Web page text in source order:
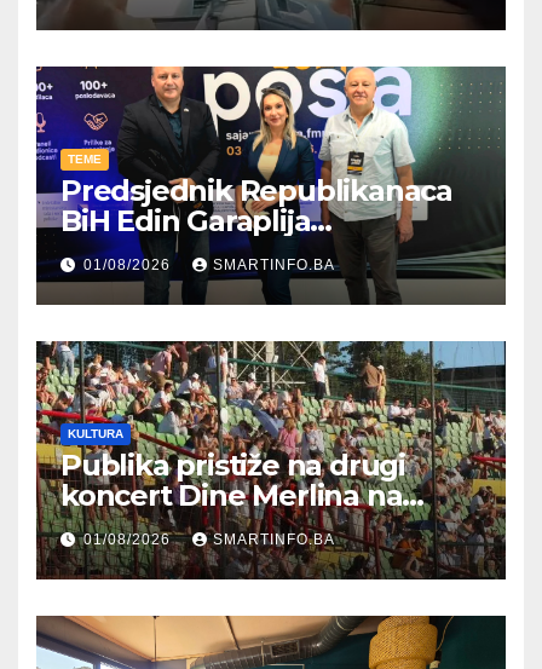
TEME
Predsjednik Republikanaca
BiH Edin Garaplija
prisustvovao prezentaciji
Federalnog sajma
zapošljavanja
01/08/2026 SMARTINFO.BA
KULTURA
Publika pristiže na drugi
koncert Dine Merlina na
Koševu
01/08/2026 SMARTINFO.BA